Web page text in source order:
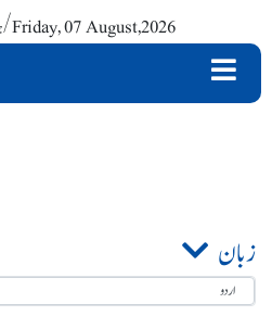
جمعہ , 24 صفر 1448 ہجری (مدینہ منورہ)/ Friday, 07 August,2026
زبان